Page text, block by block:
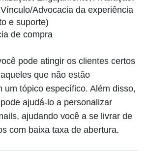
Advocacia da experiência
e suporte)
de compra
pode atingir os clientes certos
que não estão
um tópico específico. Além disso,
ajudá-lo a personalizar
ajudando você a se livrar de
com baixa taxa de abertura.